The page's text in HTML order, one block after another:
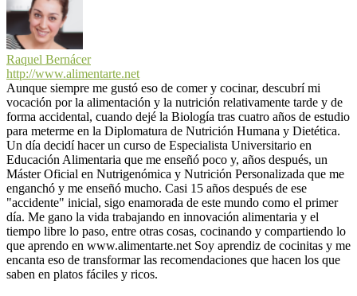
Raquel Bernácer
http://www.alimentarte.net
Aunque siempre me gustó eso de comer y cocinar, descubrí mi
vocación por la alimentación y la nutrición relativamente tarde y de
forma accidental, cuando dejé la Biología tras cuatro años de estudio
para meterme en la Diplomatura de Nutrición Humana y Dietética.
Un día decidí hacer un curso de Especialista Universitario en
Educación Alimentaria que me enseñó poco y, años después, un
Máster Oficial en Nutrigenómica y Nutrición Personalizada que me
enganchó y me enseñó mucho. Casi 15 años después de ese
"accidente" inicial, sigo enamorada de este mundo como el primer
día. Me gano la vida trabajando en innovación alimentaria y el
tiempo libre lo paso, entre otras cosas, cocinando y compartiendo lo
que aprendo en www.alimentarte.net Soy aprendiz de cocinitas y me
encanta eso de transformar las recomendaciones que hacen los que
saben en platos fáciles y ricos.